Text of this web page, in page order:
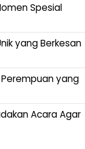
Spesial
yang Berkesan
yang
Acara Agar